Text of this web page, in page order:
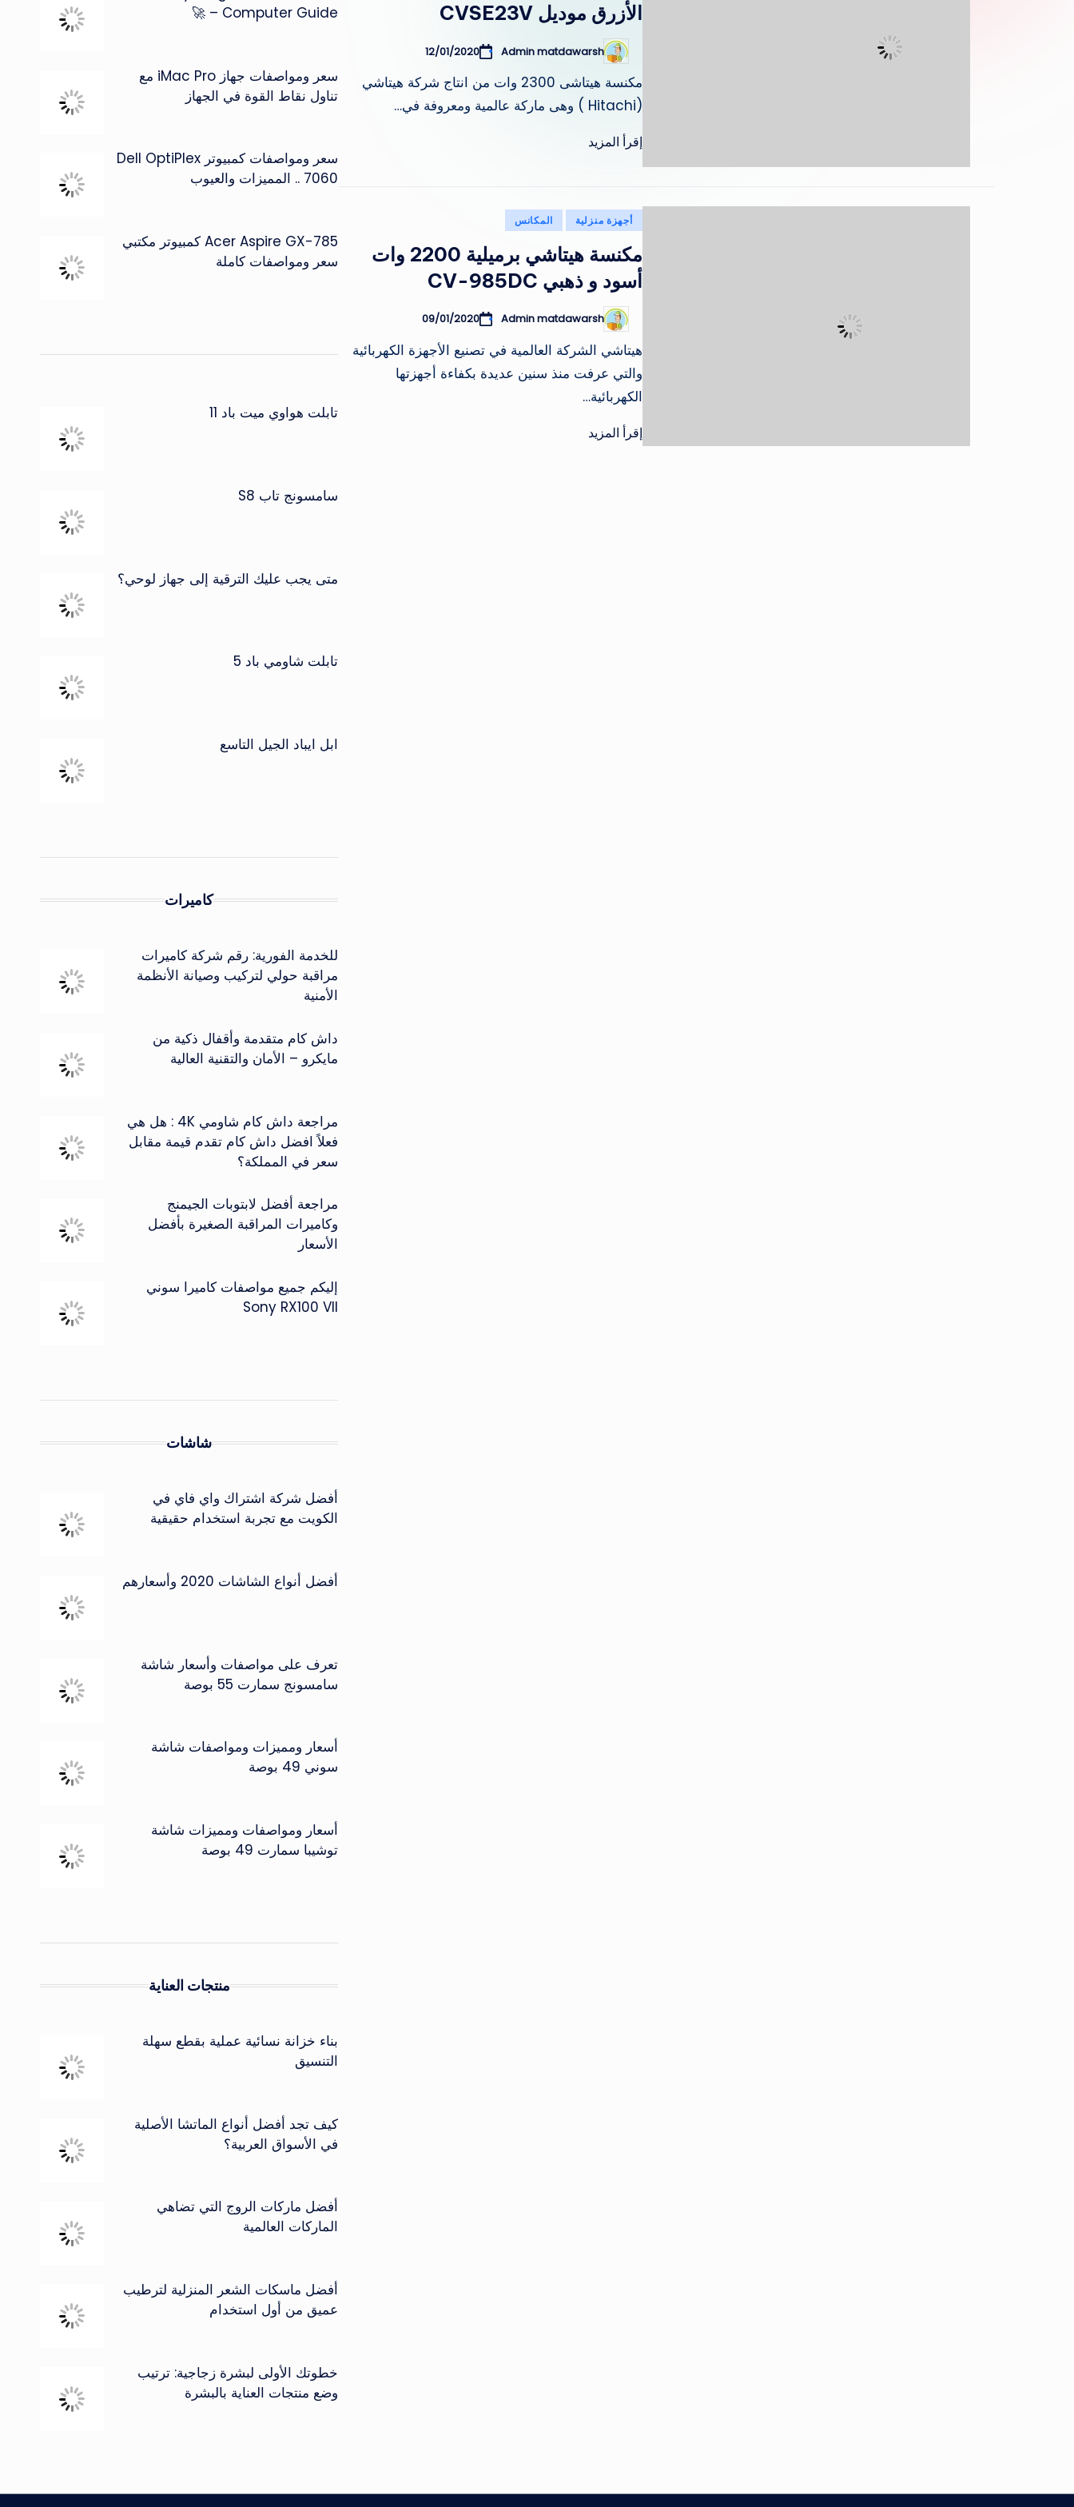
الأزرق موديل CVSE23V
تمّ
النشر
بواسطة
Admin matdawarsh
12/01/2020
مكنسة هيتاشى 2300 وات من انتاج شركة هيتاشي
(Hitachi ) وهى ماركة عالمية ومعروفة في…
إقرأ المزيد
نُشر
أجهزة منزلية المكانس
مكنسة هيتاشي برميلية 2200 وات
أسود و ذهبي CV-985DC
تمّ
النشر
بواسطة
Admin matdawarsh
09/01/2020
هيتاشي الشركة العالمية في تصنيع الأجهزة الكهربائية
والتي عرفت منذ سنين عديدة بكفاءة أجهزتها
الكهربائية…
إقرأ المزيد
Computer Guide – 🚀
سعر ومواصفات جهاز iMac Pro مع
تناول نقاط القوة في الجهاز
سعر ومواصفات كمبيوتر Dell OptiPlex
7060 .. المميزات والعيوب
Acer Aspire GX-785 كمبيوتر مكتبي
سعر ومواصفات كاملة
تابلت هواوي ميت باد 11
سامسونج تاب S8
متى يجب عليك الترقية إلى جهاز لوحي؟
تابلت شاومي باد 5
ابل ايباد الجيل التاسع
كاميرات
للخدمة الفورية: رقم شركة كاميرات
مراقبة حولي لتركيب وصيانة الأنظمة
الأمنية
داش كام متقدمة وأقفال ذكية من
مايكرو – الأمان والتقنية العالية
مراجعة داش كام شاومي 4K : هل هي
فعلاً افضل داش كام تقدم قيمة مقابل
سعر في المملكة؟
مراجعة أفضل لابتوبات الجيمنج
وكاميرات المراقبة الصغيرة بأفضل
الأسعار
إليكم جميع مواصفات كاميرا سوني
Sony RX100 VII
شاشات
أفضل شركة اشتراك واي فاي في
الكويت مع تجربة استخدام حقيقية
أفضل أنواع الشاشات 2020 وأسعارهم
تعرف على مواصفات وأسعار شاشة
سامسونج سمارت 55 بوصة
أسعار ومميزات ومواصفات شاشة
سوني 49 بوصة
أسعار ومواصفات ومميزات شاشة
توشيبا سمارت 49 بوصة
منتجات العناية
بناء خزانة نسائية عملية بقطع سهلة
التنسيق
كيف تجد أفضل أنواع الماتشا الأصلية
في الأسواق العربية؟
أفضل ماركات الروج التي تضاهي
الماركات العالمية
أفضل ماسكات الشعر المنزلية لترطيب
عميق من أول استخدام
خطوتك الأولى لبشرة زجاجية: ترتيب
وضع منتجات العناية بالبشرة